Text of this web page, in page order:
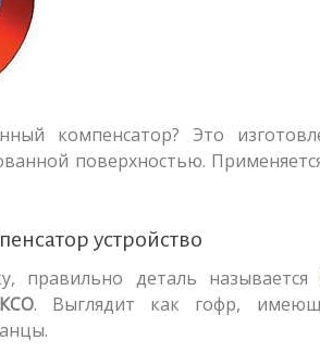
компенсатор? Это
поверхностью.
устройство
правильно деталь называется
КСО. Выглядит как гофр,